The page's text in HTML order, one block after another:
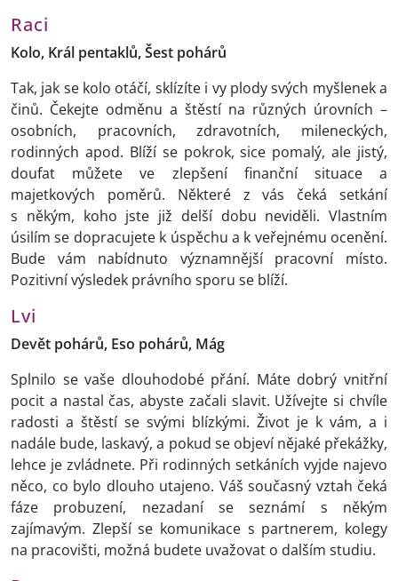
Raci
Kolo, Král pentaklů, Šest pohárů
Tak, jak se kolo otáčí, sklízíte i vy plody svých myšlenek a
činů. Čekejte odměnu a štěstí na různých úrovních –
osobních, pracovních, zdravotních, mileneckých,
rodinných apod. Blíží se pokrok, sice pomalý, ale jistý,
doufat můžete ve zlepšení finanční situace a
majetkových poměrů. Některé z vás čeká setkání
s někým, koho jste již delší dobu neviděli. Vlastním
úsilím se dopracujete k úspěchu a k veřejnému ocenění.
Bude vám nabídnuto významnější pracovní místo.
Pozitivní výsledek právního sporu se blíží.
Lvi
Devět pohárů, Eso pohárů, Mág
Splnilo se vaše dlouhodobé přání. Máte dobrý vnitřní
pocit a nastal čas, abyste začali slavit. Užívejte si chvíle
radosti a štěstí se svými blízkými. Život je k vám, a i
nadále bude, laskavý, a pokud se objeví nějaké překážky,
lehce je zvládnete. Při rodinných setkáních vyjde najevo
něco, co bylo dlouho utajeno. Váš současný vztah čeká
fáze probuzení, nezadaní se seznámí s někým
zajímavým. Zlepší se komunikace s partnerem, kolegy
na pracovišti, možná budete uvažovat o dalším studiu.